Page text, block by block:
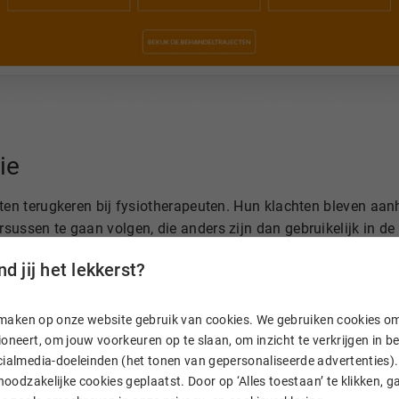
jij het lekkerst?
op onze website gebruik van cookies. We gebruiken cookies
om jouw voorkeuren op te slaan, om inzicht te verkrijgen in
doeleinden (het tonen van gepersonaliseerde advertenties).
cookies geplaatst. Door op ‘Alles toestaan’ te klikken,
terugkeren bij fysiotherapeuten. Hun klachten bleven
te gaan volgen, die anders zijn dan gebruikelijk in
De oorzaak van de problemen liggen
neem ik zowel fysieke als geestelijke factoren
hij mensen optimaal helpt om een pijnloos leven te
website als een plek waar duidelijk wordt wat ik als